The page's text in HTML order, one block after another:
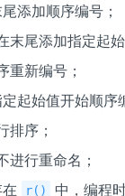
尾添加顺序编号；
末尾添加指定起
重新编号；
定起始值开始顺序
排序；
进行重命名；
r() 中，编程